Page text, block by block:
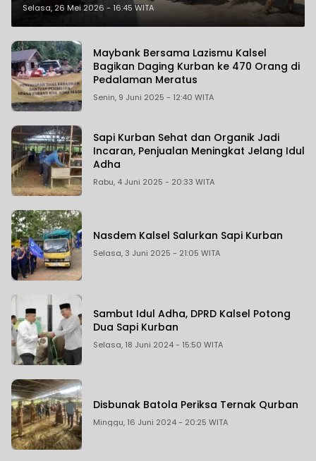
Nurul Muhibbin
Selasa, 26 Mei 2026 - 16:45 WITA
Maybank Bersama Lazismu Kalsel
Bagikan Daging Kurban ke 470 Orang di
Pedalaman Meratus
Senin, 9 Juni 2025 - 12:40 WITA
Sapi Kurban Sehat dan Organik Jadi
Incaran, Penjualan Meningkat Jelang Idul
Adha
Rabu, 4 Juni 2025 - 20:33 WITA
Nasdem Kalsel Salurkan Sapi Kurban
Selasa, 3 Juni 2025 - 21:05 WITA
Sambut Idul Adha, DPRD Kalsel Potong
Dua Sapi Kurban
Selasa, 18 Juni 2024 - 15:50 WITA
Disbunak Batola Periksa Ternak Qurban
Minggu, 16 Juni 2024 - 20:25 WITA